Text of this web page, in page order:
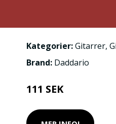
Kategorier:Gitarrer,
Brand: Daddario
111 SEK